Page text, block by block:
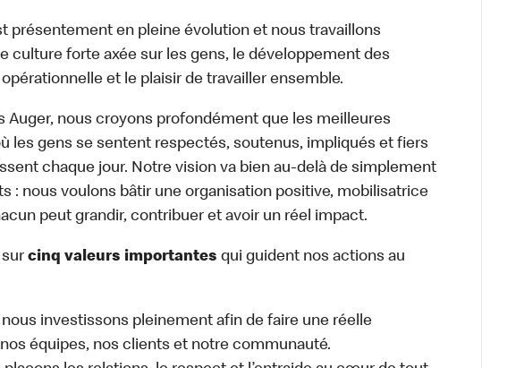
présentement en pleine évolution et nous travaillons
culture forte axée sur les gens, le développement des
et le plaisir de travailler ensemble.
Auger, nous croyons profondément que les meilleures
les gens se sentent respectés, soutenus, impliqués et fiers
chaque jour. Notre vision va bien au-delà de simplement
: nous voulons bâtir une organisation positive, mobilisatrice
peut grandir, contribuer et avoir un réel impact.
cinq valeurs importantes qui guident nos actions au
nous investissons pleinement afin de faire une réelle
équipes, nos clients et notre communauté.